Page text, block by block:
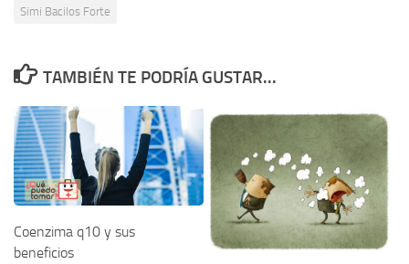
Simi Bacilos Forte
TAMBIÉN TE PODRÍA GUSTAR...
Coenzima q10 y sus
beneficios